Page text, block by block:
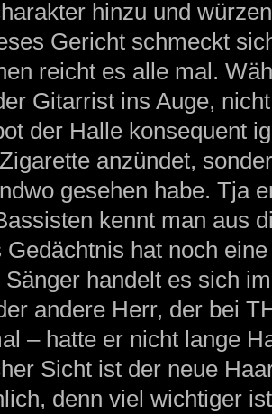
hinzu und
Gericht schmeckt
reicht es alle mal.
Gitarrist ins Auge,
der Halle konsequent
anzündet,
gesehen habe. Tja
kennt man aus
Gedächtnis hat noch
handelt es sich
andere Herr, der bei
– hatte er nicht lange
Sicht ist der neue
denn viel wichtiger